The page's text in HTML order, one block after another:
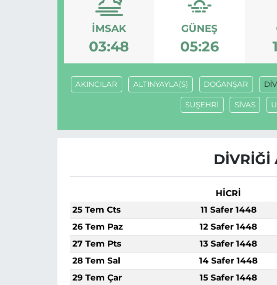
İMSAK
03:48
GÜNEŞ
05:26
AKINCILAR ALTINYAYLA(S) DOĞANŞAR
SUŞEHRİ SİVAS
DİVRİĞİ
HİCRİ
25 Tem Cts
11 Safer 1448
26 Tem Paz
12 Safer 1448
27 Tem Pts
13 Safer 1448
28 Tem Sal
14 Safer 1448
29 Tem Çar
15 Safer 1448